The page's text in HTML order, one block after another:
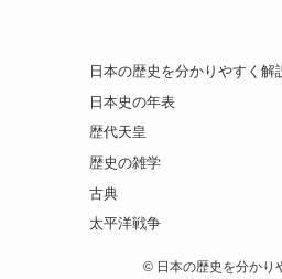
日本の歴史を分かりやすく解
日本史の年表
歴代天皇
歴史の雑学
古典
太平洋戦争
©日本の歴史を分かり